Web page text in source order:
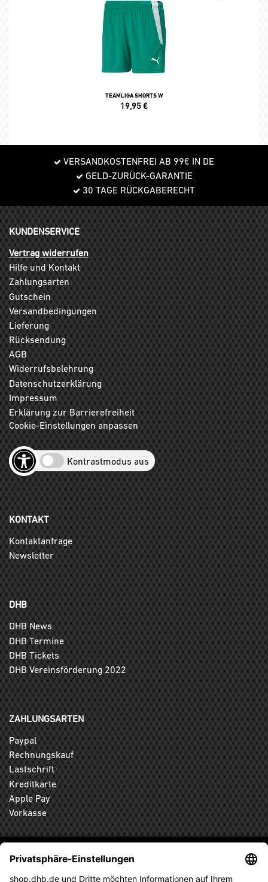
TEAMLIGA SHORTS W
19,95€
VERSANDKOSTENFREI AB 99€ IN DE
GELD-ZURÜCK-GARANTIE
30 TAGE RÜCKGABERECHT
KUNDENSERVICE
Vertrag widerrufen
Hilfe und Kontakt
Zahlungsarten
Gutschein
Versandbedingungen
Lieferung
Rücksendung
AGB
Widerrufsbelehrung
Datenschutzerklärung
Impressum
Erklärung zur Barrierefreiheit
Cookie-Einstellungen anpassen
Kontrastmodus aus
KONTAKT
Kontaktanfrage
Newsletter
DHB
DHB News
DHB Termine
DHB Tickets
DHB Vereinsförderung 2022
ZAHLUNGSARTEN
Paypal
Rechnungskauf
Lastschrift
Kreditkarte
Apple Pay
Vorkasse
ABONNIEREN SIE DEN KOSTENLOSEN DHB-FANSHOP
NEWSLETTER UND VERPASSEN SIE KEINE NEUIGKEIT ODER